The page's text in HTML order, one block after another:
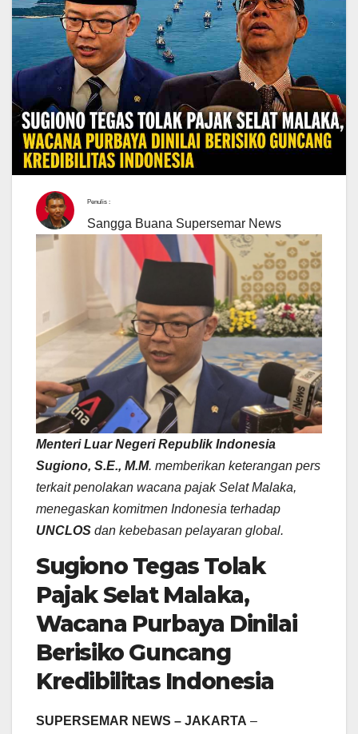
Penulis :
Sangga Buana Supersemar News
Menteri Luar Negeri Republik Indonesia
Sugiono, S.E., M.M. memberikan keterangan pers
terkait penolakan wacana pajak Selat Malaka,
menegaskan komitmen Indonesia terhadap
UNCLOS dan kebebasan pelayaran global.
Sugiono Tegas Tolak
Pajak Selat Malaka,
Wacana Purbaya Dinilai
Berisiko Guncang
Kredibilitas Indonesia
SUPERSEMAR NEWS – JAKARTA –